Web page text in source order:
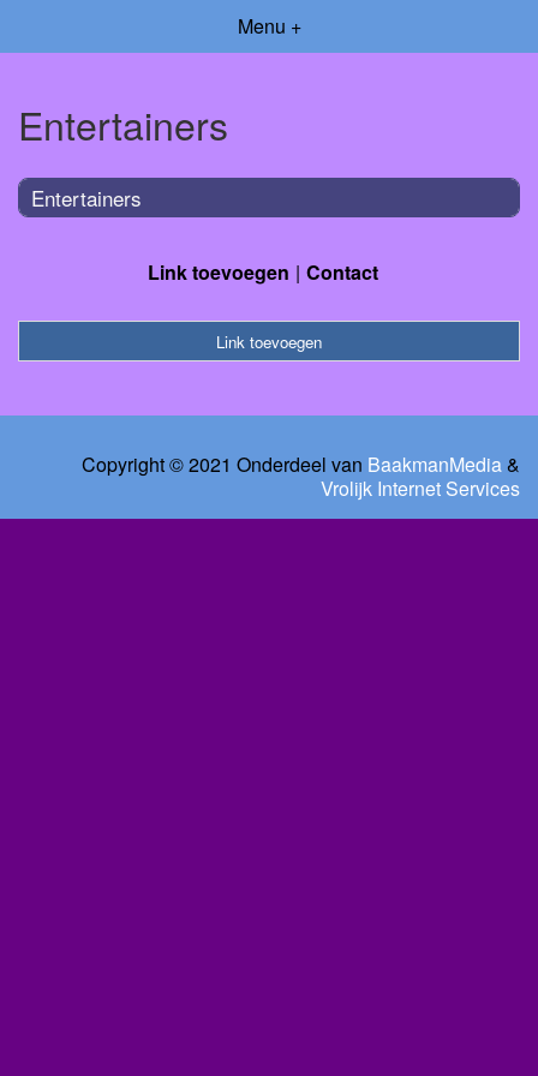
Menu +
Entertainers
Entertainers
Link toevoegen Contact
Link toevoegen
Copyright © 2021 Onderdeel van BaakmanMedia&
Vrolijk Internet Services